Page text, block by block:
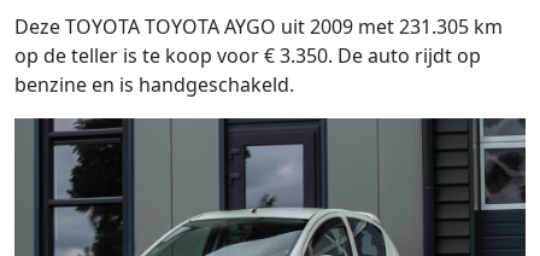
Deze TOYOTA TOYOTA AYGO uit 2009 met 231.305 km
op de teller is te koop voor € 3.350. De auto rijdt op
benzine en is handgeschakeld.